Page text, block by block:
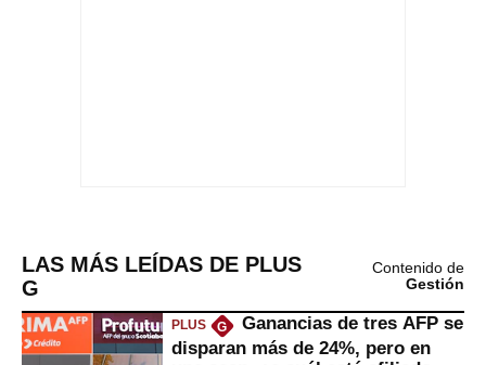
LAS MÁS LEÍDAS DE PLUS
G
Contenido de
Gestión
PLUS G
Ganancias de tres AFP se
disparan más de 24%, pero en